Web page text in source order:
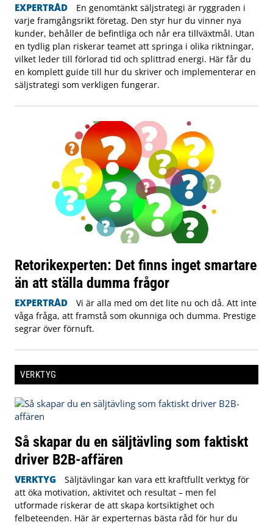
EXPERTRÅD
En genomtänkt säljstrategi är ryggraden i
varje framgångsrikt företag. Den styr hur du vinner nya
kunder, behåller de befintliga och når era tillväxtmål. Utan
en tydlig plan riskerar teamet att springa i olika riktningar,
vilket leder till förlorad tid och splittrad energi. Här får du
en komplett guide till hur du skriver och implementerar en
säljstrategi som verkligen fungerar.
Retorikexperten: Det finns inget smartare
än att ställa dumma frågor
EXPERTRÅD
Vi är alla med om det lite nu och då. Att inte
våga fråga, att framstå som okunniga och dumma. Prestige
segrar över förnuft.
VERKTYG
Så skapar du en säljtävling som faktiskt
driver B2B-affären
VERKTYG
Säljtävlingar kan vara ett kraftfullt verktyg för
att öka motivation, aktivitet och resultat – men fel
utformade riskerar de att skapa kortsiktighet och
felbeteenden. Här är experternas bästa råd för hur du